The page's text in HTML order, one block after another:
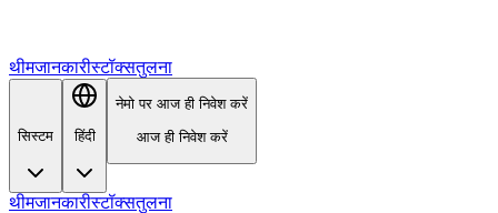
थीमजानकारीस्टॉक्सतुलना
सिस्टम हिंदी
नेमो पर आज ही निवेश करें
आज ही निवेश करें
थीमजानकारीस्टॉक्सतुलना